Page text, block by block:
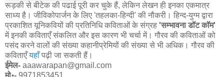
रूड़की से बीटेक की पढाई पूरी कर चुके हैं, लेकिन लेखन ही इनका एकमात्र
साध्य है। जीविकोपार्जन के लिए 'तहलका-हिन्दी' की नौकरी। हिन्द-युग्म द्वारा
प्रकाशित यूनिकवियों की प्रतिनिधि कविताओं के संग्रह 'सम्भावना डॉट कॉम'
में इनकी कविताएँ संकलित और इस कारण भी चर्चा में। गौरव की कविताओं को
पसंद करने वालों की संख्या कहानीप्रेमियों की संख्या से भी अधिक। गौरव की
कविताएँयहाँपढ़ी जा सकती हैं।
ईमेल- aaawarapan@gmail.com
मो॰- 9971853451